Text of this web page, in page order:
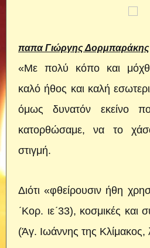
παπα Γιώργης Δορμπαράκης
«Με πολύ κόπο και
καλό ήθος και καλή
όμως δυνατόν εκείνο
κατορθώσαμε, να το
στιγμή.
Διότι «φθείρουσιν ήθη
´Κορ. ιε´33), κοσμικές
(Άγ. Ιωάννης της Κλίμακος,